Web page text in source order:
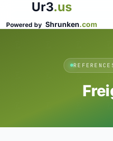
Ur3.us
Powered by Shrunken.com